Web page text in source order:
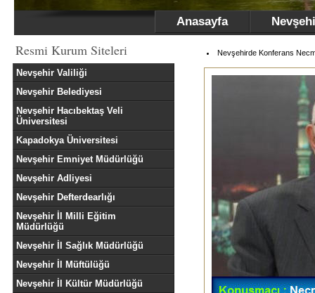
Anasayfa
Resmi Kurum Siteleri
Nevşehir Valiliği
Nevşehir Belediyesi
Nevşehir Hacıbektaş Veli
Üniversitesi
Kapadokya Üniversitesi
Nevşehir Emniyet Müdürlüğü
Nevşehir Adliyesi
Nevşehir Defterdearlığı
Nevşehir İl Milli Eğitim
Müdürlüğü
Nevşehir İl Sağlık Müdürlüğü
Nevşehir İl Müftülüğü
Nevşehir İl Kültür Müdürlüğü
Nevşehirde Konferans